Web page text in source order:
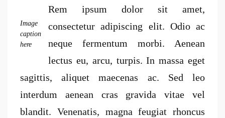
Image
caption
here
Rem ipsum dolor sit amet,
consectetur adipiscing elit. Odio ac
neque fermentum morbi. Aenean
lectus eu, arcu, turpis. In massa eget
sagittis, aliquet maecenas ac. Sed leo
interdum aenean cras gravida vitae vel
blandit. Venenatis, magna feugiat rhoncus